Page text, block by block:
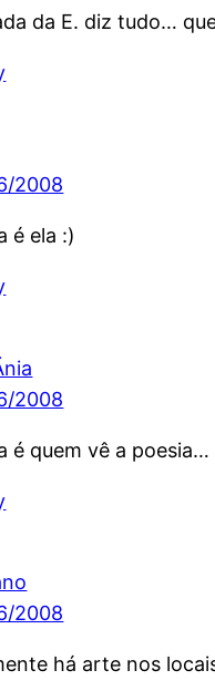
da E. diz tudo…
2008
é ela :)
2008
é quem vê a
2008
há arte nos